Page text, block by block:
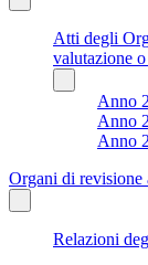
Atti degli
valutazione
Anno
Anno
Anno
Organi di revisione
Relazioni